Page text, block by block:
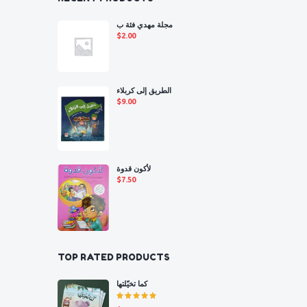
مجلة مهدي فئة ب
$2.00
الطريق إلى كربلاء
$9.00
لأكون قدوة
$7.50
TOP RATED PRODUCTS
كما تخيّلتها
Rated